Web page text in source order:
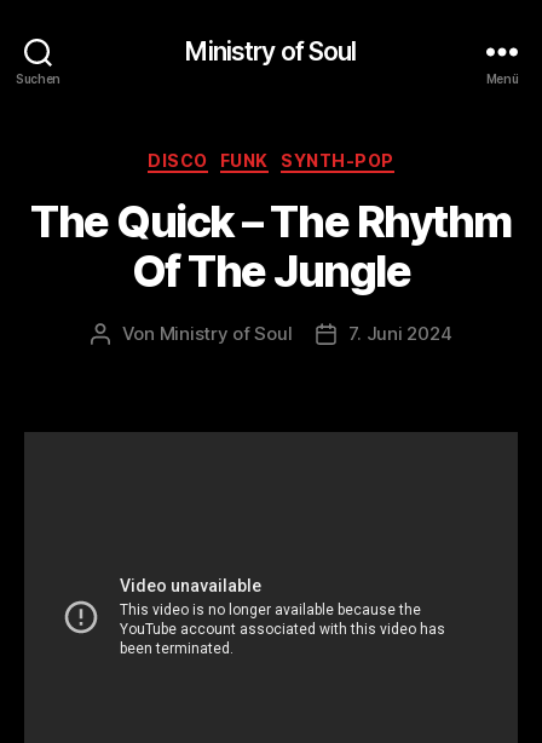
Suchen
Ministry of Soul
Menü
Kategorien
DISCO FUNK SYNTH-POP
The Quick – The Rhythm
Of The Jungle
Beitragsautor
Von Ministry of Soul Veröffentlichungsdatum
7. Juni 2024